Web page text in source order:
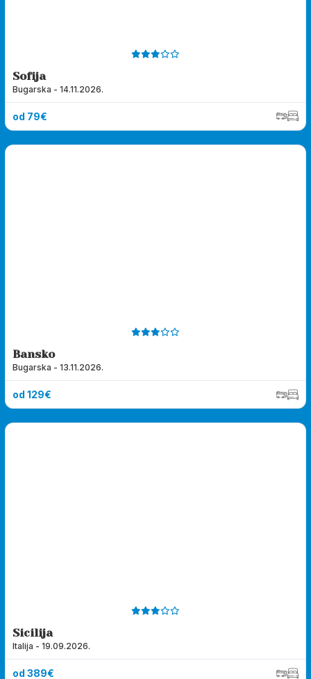
Sofija
Bugarska - 14.11.2026.
od 79€
Bansko
Bugarska - 13.11.2026.
od 129€
Sicilija
Italija - 19.09.2026.
od 389€